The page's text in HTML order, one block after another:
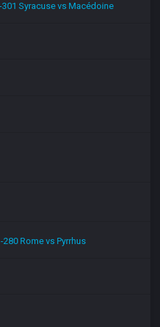
301 Syracuse vs Macédoine
280 Rome vs Pyrrhus